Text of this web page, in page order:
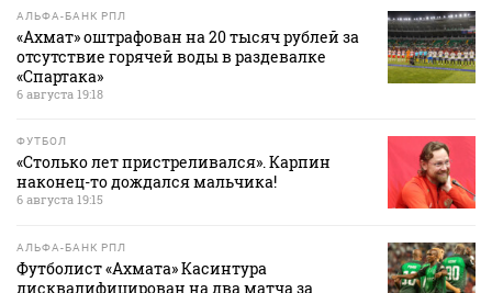
АЛЬФА-БАНК РПЛ
«Ахмат» оштрафован на 20 тысяч рублей за
отсутствие горячей воды в раздевалке
«Спартака»
6 августа 19:18
ФУТБОЛ
«Столько лет пристреливался». Карпин
наконец-то дождался мальчика!
6 августа 19:15
АЛЬФА-БАНК РПЛ
Футболист «Ахмата» Касинтура
дисквалифицирован на два матча за